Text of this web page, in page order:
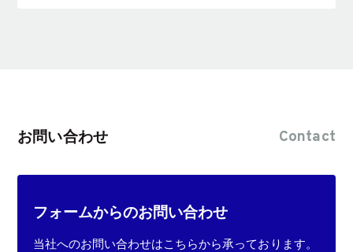
お問い合わせ Contact
フォームからのお問い合わせ
当社へのお問い合わせはこちらから承っております。